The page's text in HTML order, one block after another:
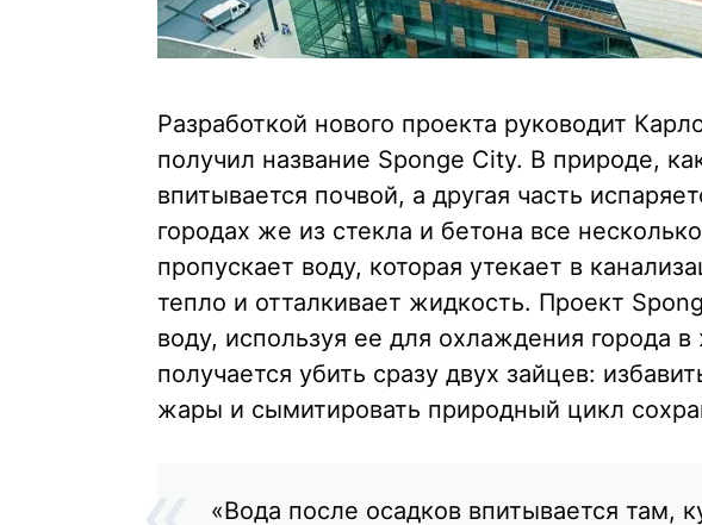
Разработкой нового проекта руководит
получил название Sponge City. В природе,
впитывается почвой, а другая часть
городах же из стекла и бетона все
пропускает воду, которая утекает в
тепло и отталкивает жидкость. Проект
воду, используя ее для охлаждения города
получается убить сразу двух зайцев:
жары и сымитировать природный цикл
«Вода после осадков впитывается там,